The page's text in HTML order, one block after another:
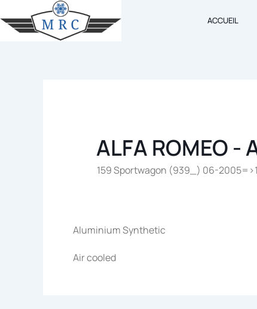
au
ACCUEIL
ALFA ROMEO -
159 Sportwagon (939_) 06-
Aluminium Synthetic
Air cooled